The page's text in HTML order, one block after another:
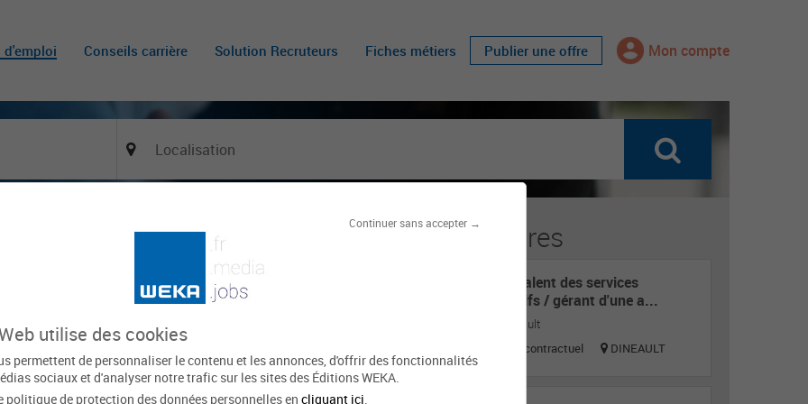
Continuer sans accepter →
utilise des cookies
permettent de personnaliser le contenu et les annonces, d'offrir des fonctionnalités
sociaux et d'analyser notre trafic sur les sites des Éditions WEKA.
politique de protection des données personnelles en cliquant ici
d'emploi Conseils carrière Solution Recruteurs Fiches métiers Publier une offre Mon compte
Comptabilité et Finances F/H (catégorie B - cadre
A - cadre d’emploi : Attaché / filière
PERPIGNAN
Le 22 juin
Offres similaires
Agent polyvalent des services
administratifs / gérant d'une a...
Mairie de Dinéault
Titulaire ou contractuel
DINEAULT